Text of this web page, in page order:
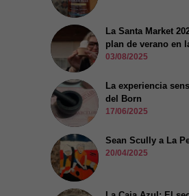
La Santa Market
plan de verano en
03/08/2025
La experiencia
del Born
17/06/2025
Sean Scully a La
20/04/2025